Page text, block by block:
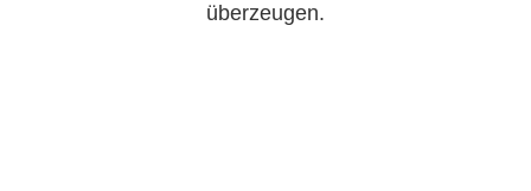
überzeugen.